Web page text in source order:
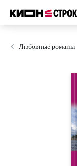
Любовные романы